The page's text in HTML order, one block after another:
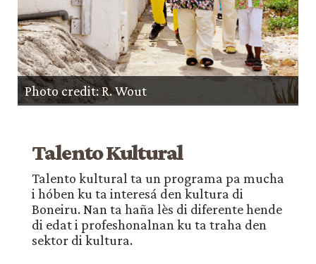
Photo credit: R. Wout
Talento Kultural
Talento kultural ta un programa pa mucha
i hóben ku ta interesá den kultura di
Boneiru. Nan ta haña lès di diferente hende
di edat i profeshonalnan ku ta traha den
sektor di kultura.